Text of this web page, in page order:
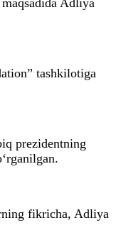
tashkilotiga
prezidentning
fikricha, Adliya